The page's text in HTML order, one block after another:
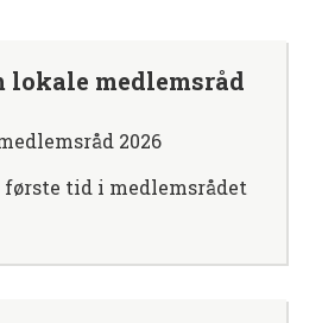
lokale medlemsråd
2026
første tid i medlemsrådet